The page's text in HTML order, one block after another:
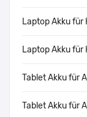
Laptop Akku für
Laptop Akku für
Tablet Akku für
Tablet Akku für